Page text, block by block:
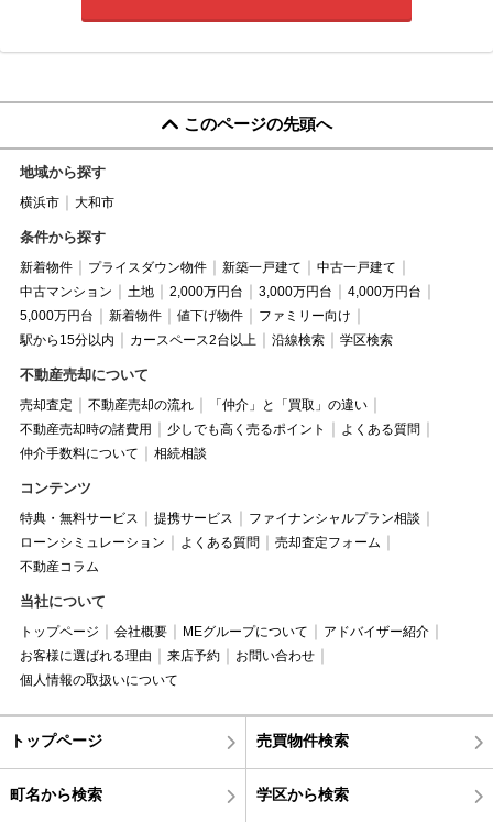
このページの先頭へ
地域から探す
横浜市 大和市
条件から探す
新着物件 プライスダウン物件 新築一戸建て
中古一戸建て
中古マンション
土地 2,000万円台 3,000万円台
4,000万円台
5,000万円台
新着物件 値下げ物件
ファミリー向け
駅から15分以内
カースペース2台以上 沿線検索 学区検索
不動産売却について
売却査定 不動産売却の流れ
「仲介」と「買取」の違い
不動産売却時の諸費用
少しでも高く売るポイント
よくある質問
仲介手数料について
相続相談
コンテンツ
特典・無料サービス 提携サービス
ファイナンシャルプラン相談
ローンシミュレーション
よくある質問
売却査定フォーム
不動産コラム
当社について
トップページ 会社概要 MEグループについて
アドバイザー紹介
お客様に選ばれる理由
来店予約
お問い合わせ
個人情報の取扱いについて
トップページ 売買物件検索
町名から検索 学区から検索